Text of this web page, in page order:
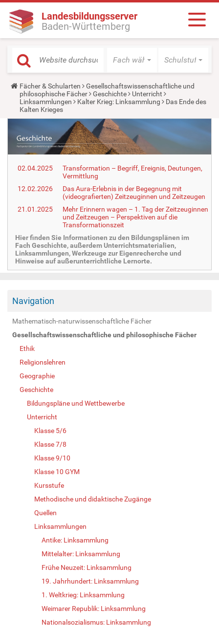
Landesbildungsserver
Baden-Württemberg
Fach wählen Schulstufe
Y
o
u
a
r
e
r
e
Fächer & Schularten
Gesellschaftswissenschaftliche und
philosophische Fächer
Geschichte
Unterricht
Linksammlungen
Kalter Krieg: Linksammlung
Das Ende des
Kalten Krieges
02.04.2025
Transformation – Begriff, Ereignis, Deutungen,
Vermittlung
12.02.2026
Das Aura-Erlebnis in der Begegnung mit
(videografierten) Zeitzeuginnen und Zeitzeugen
21.01.2025
Mehr Erinnern wagen – 1. Tag der Zeitzeuginnen
und Zeitzeugen – Perspektiven auf die
Transformationszeit
Hier finden Sie Informationen zu den Bildungsplänen im
Fach Geschichte, außerdem Unterrichtsmaterialien,
Linksammlungen, Werkzeuge zur Eigenrecherche und
Hinweise auf außerunterrichtliche Lernorte.
Navigation
Mathematisch-naturwissenschaftliche Fächer
Gesellschaftswissenschaftliche und philosophische Fächer
Ethik
Religionslehren
Geographie
Geschichte
Bildungspläne und Wettbewerbe
Unterricht
Klasse 5/6
Klasse 7/8
Klasse 9/10
Klasse 10 GYM
Kursstufe
Methodische und didaktische Zugänge
Quellen
Linksammlungen
Antike: Linksammlung
Mittelalter: Linksammlung
Frühe Neuzeit: Linksammlung
19. Jahrhundert: Linksammlung
1. Weltkrieg: Linksammlung
Weimarer Republik: Linksammlung
Nationalsozialismus: Linksammlung